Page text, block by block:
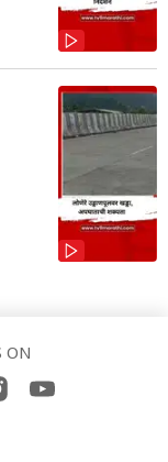
ON